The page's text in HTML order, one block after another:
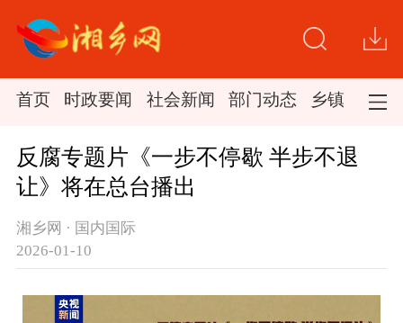
首页 时政要闻 社会新闻 部门动态 乡镇新闻
反腐专题片《一步不停歇 半步不退
让》将在总台播出
湘乡网 · 国内国际
2026-01-10